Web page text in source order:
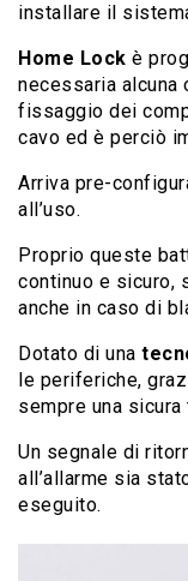
installare il
Home Lock è
necessaria alcuna
fissaggio dei
cavo ed è perciò
Arriva pre-
all’uso.
Proprio queste
continuo e sicuro,
anche in caso di
Dotato di una
le periferiche,
sempre una
Un segnale di
all’allarme sia
eseguito.